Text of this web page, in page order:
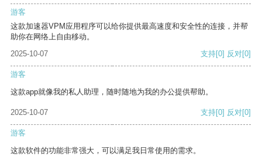
游客
这款加速器VPM应用程序可以给你提供最高速度和安全性的连接，并帮
助你在网络上自由移动。
2025-10-07
支持[0] 反对[0]
游客
这款app就像我的私人助理，随时随地为我的办公提供帮助。
2025-10-07 支持[0] 反对[0]
游客
这款软件的功能非常强大，可以满足我日常使用的需求。